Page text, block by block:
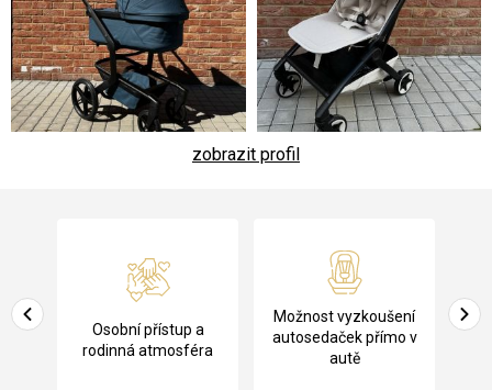
zobrazit profil
a
Osobní přístup a
rodinná atmosféra
Možnost vyzkoušení
autosedaček přímo v
autě